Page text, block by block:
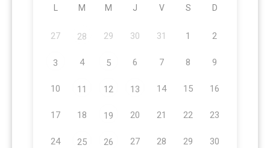
M M J V S D
27 28 29 30 31 1 2
3 4 5 6 7 8 9
10 11 12 13 14 15 16
17 18 19 20 21 22 23
24 25 26 27 28 29 30